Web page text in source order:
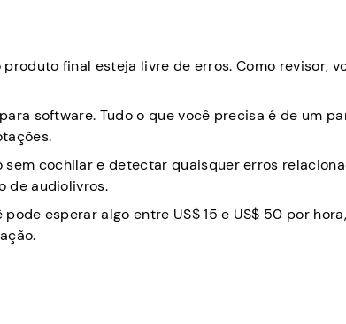
final esteja livre de erros. Como revisor,
software. Tudo o que você precisa é de um
cochilar e detectar quaisquer erros
de audiolivros.
esperar algo entre US$ 15 e US$ 50 por hora,